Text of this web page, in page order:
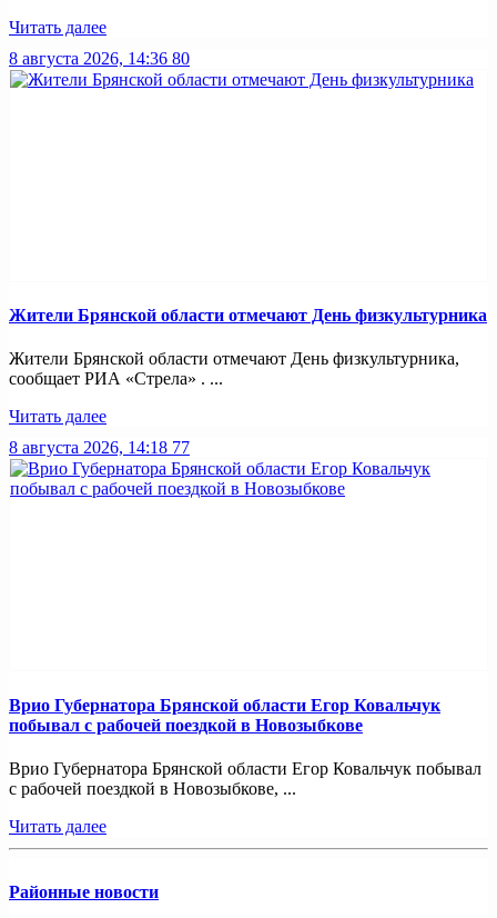
Читать далее
8 августа 2026, 14:36 80
Жители Брянской области отмечают День физкультурника
Жители Брянской области отмечают День физкультурника,
сообщает РИА «Стрела» . ...
Читать далее
8 августа 2026, 14:18 77
Врио Губернатора Брянской области Егор Ковальчук
побывал с рабочей поездкой в Новозыбкове
Врио Губернатора Брянской области Егор Ковальчук побывал
с рабочей поездкой в Новозыбкове, ...
Читать далее
Районные новости